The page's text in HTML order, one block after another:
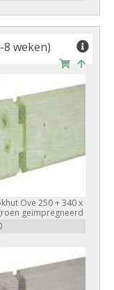
8 weken)
Ove 250 + 340 x
geïmpregneerd